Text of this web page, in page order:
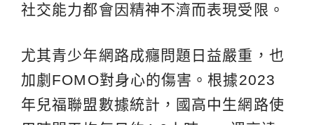
社交能力都會因精神不濟而表現受限。
尤其青少年網路成癮問題日益嚴重，也
加劇FOMO對身心的傷害。根據2023
年兒福聯盟數據統計，國高中生網路使